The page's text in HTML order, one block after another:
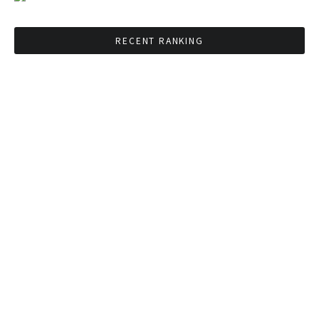
RECENT RANKING